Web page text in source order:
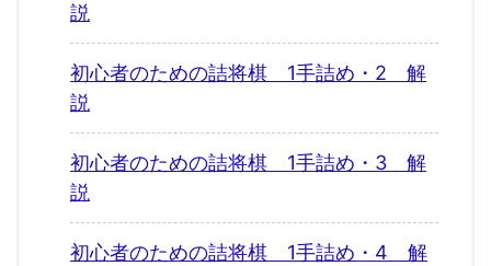
説
初心者のための詰将棋 1手詰め・2 解
説
初心者のための詰将棋 1手詰め・3 解
説
初心者のための詰将棋 1手詰め・4 解